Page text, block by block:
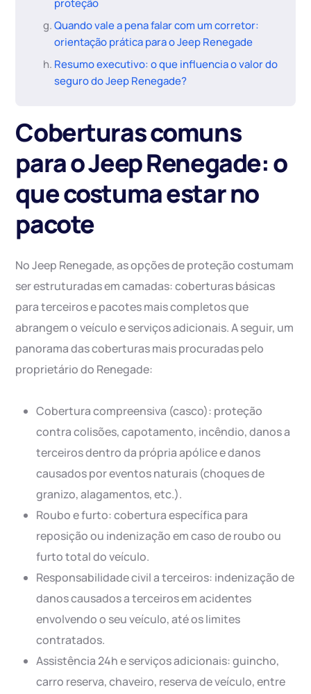
proteção
Quando vale a pena falar com um corretor:
orientação prática para o Jeep Renegade
Resumo executivo: o que influencia o valor do
seguro do Jeep Renegade?
Coberturas comuns
para o Jeep Renegade: o
que costuma estar no
pacote
No Jeep Renegade, as opções de proteção costumam
ser estruturadas em camadas: coberturas básicas
para terceiros e pacotes mais completos que
abrangem o veículo e serviços adicionais. A seguir, um
panorama das coberturas mais procuradas pelo
proprietário do Renegade:
Cobertura compreensiva (casco): proteção
contra colisões, capotamento, incêndio, danos a
terceiros dentro da própria apólice e danos
causados por eventos naturais (choques de
granizo, alagamentos, etc.).
Roubo e furto: cobertura específica para
reposição ou indenização em caso de roubo ou
furto total do veículo.
Responsabilidade civil a terceiros: indenização de
danos causados a terceiros em acidentes
envolvendo o seu veículo, até os limites
contratados.
Assistência 24h e serviços adicionais: guincho,
carro reserva, chaveiro, reserva de veículo, entre